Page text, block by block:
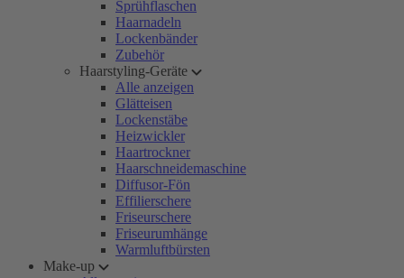
Sprühflaschen
Haarnadeln
Lockenbänder
Zubehör
Haarstyling-Geräte
Alle anzeigen
Glätteisen
Lockenstäbe
Heizwickler
Haartrockner
Haarschneidemaschine
Diffusor-Fön
Effilierschere
Friseurschere
Friseurumhänge
Warmluftbürsten
Make-up